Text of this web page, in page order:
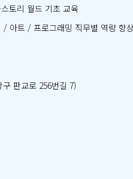
토리 월드 기초 교육
/ 아트 / 프로그래밍 직무별 역량 향
판교로 256번길 7)